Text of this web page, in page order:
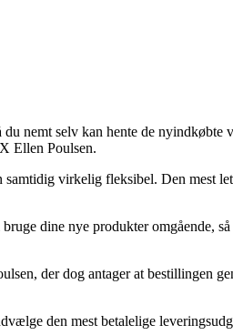
nemt selv kan hente de nyindkøbte
Ellen Poulsen.
virkelig fleksibel. Den mest
dine nye produkter omgående,
der dog antager at bestillingen
den mest betalelige